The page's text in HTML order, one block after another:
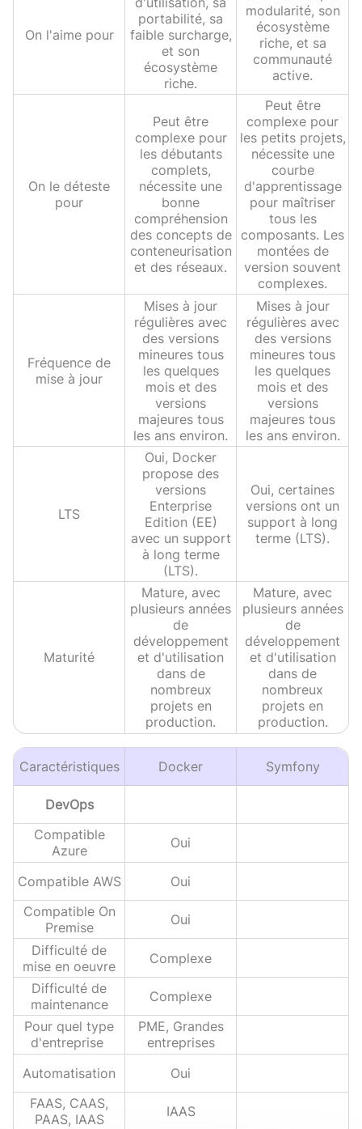
On l'aime pour
portabilité, sa
faible surcharge,
et son
écosystème
riche.
modularité, son
écosystème
riche, et sa
communauté
active.
On le déteste
pour
Peut être
complexe pour
les débutants
complets,
nécessite une
bonne
compréhension
des concepts de
conteneurisation
et des réseaux.
Peut être
complexe pour
les petits projets,
nécessite une
courbe
d'apprentissage
pour maîtriser
tous les
composants. Les
montées de
version souvent
complexes.
Fréquence de
mise à jour
Mises à jour
régulières avec
des versions
mineures tous
les quelques
mois et des
versions
majeures tous
les ans environ.
Mises à jour
régulières avec
des versions
mineures tous
les quelques
mois et des
versions
majeures tous
les ans environ.
LTS
Oui, Docker
propose des
versions
Enterprise
Edition (EE)
avec un support
à long terme
(LTS).
Oui, certaines
versions ont un
support à long
terme (LTS).
Maturité
Mature, avec
plusieurs années
de
développement
et d'utilisation
dans de
nombreux
projets en
production.
Mature, avec
plusieurs années
de
développement
et d'utilisation
dans de
nombreux
projets en
production.
Caractéristiques Docker Symfony
DevOps
Compatible
Azure
Oui
Compatible AWS
Oui
Compatible On
Premise
Oui
Difficulté de
mise en oeuvre
Complexe
Difficulté de
maintenance
Complexe
Pour quel type
d'entreprise
PME, Grandes
entreprises
Automatisation
Oui
FAAS, CAAS,
PAAS, IAAS
IAAS